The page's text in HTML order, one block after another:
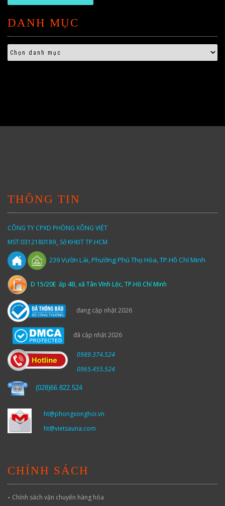
DANH MỤC
THÔNG TIN
CÔNG TY CPXD PHÒNG XÔNG VIỆT
MST:0312180189_ Sở KHĐT TP.HCM
239Vườn Lài,Phường Phú Thọ Hòa, TP.Hồ Chí Minh
D 15/20E ấp 4B, xã Tân Vĩnh Lộc, TP.Hồ Chí Minh
đang cập nhật 2026
đã cập nhật 2026
0989.374.524
0965.455.524
(028)66.822.524
ht@phongxonghoi.vn
ht@vietsauna.com
CHÍNH SÁCH
- Chính sách vận chuyển hàng hóa